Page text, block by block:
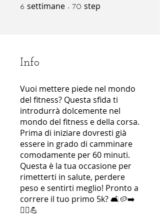
6 settimane 6 settimane
70 step
Info
Vuoi mettere piede nel mondo
del fitness? Questa sfida ti
introdurrà dolcemente nel
mondo del fitness e della corsa.
Prima di iniziare dovresti già
essere in grado di camminare
comodamente per 60 minuti.
Questa è la tua occasione per
rimetterti in salute, perdere
peso e sentirti meglio! Pronto a
correre il tuo primo 5k? 🛋🥔➡️
🏃‍♀️💪